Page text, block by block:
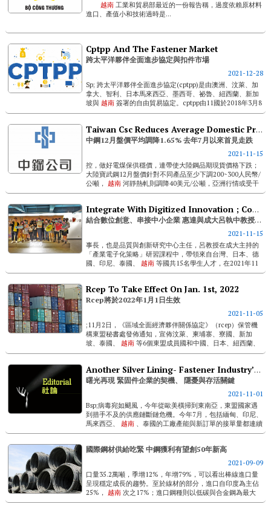
越南工業和貿易部最近的一份報告稱，過度依賴原材料
進口、產值小和技術過時是...
Cptpp And The Fastener Market
跨太平洋夥伴全面進步協定與扣件市場
2021-12-28
Sp; 跨太平洋夥伴全面進步協定(cptpp)是由澳洲、汶萊、加
拿大、智利、日本馬來西亞、墨西哥、祕魯、紐西蘭、新加
坡與 越南簽署的自由貿易協定。cptpp由11國於2018年3月8
日在智利聖地牙哥市簽署...(點擊連結閱讀全文) &nbs...
Taiwan Csc Reduces Average Domestic Prices For Dec. By 1.65%, The 1st Decline Since Last July
中鋼12月盤價平均調降1.65% 去年7月以來首見走跌
2021-11-15
控，做好電煤保供穩價，連帶使大陸鋼品期現貨價格下跌；
大陸寶武鋼12月盤價針對不同產品至少下調200~300人民幣/
公噸， 越南河靜熱軋則調降40美元/公噸，亞洲行情或受干
擾影響市場信心。 ...
Integrate With Digitized Innovation ; Connect With Smes- Fastener World Visits Dakuo Incubation Center With Ncku Students & Professor Jrjung Lyu
結合數位創意、串接中小企業 惠達與成大呂執中教授一行人參訪數創中心
2021-11-15
事長，也是品質與創新研究中心主任，呂教授在成大主持的
「產業電子化策略」研習課程中，帶領來自台灣、日本、德
國、印尼、泰國、
越南等國共15名學生人才，在2021年11
月4日前往高雄參訪數位內容創意中心。惠達雜誌也獲呂教授
Rcep To Take Effect On Jan. 1st, 2022
Rcep將於2022年1月1日生效
2021-11-05
;11月2日，《區域全面經濟夥伴關係協定》（rcep）保管機
構東盟秘書處發佈通知，宣佈汶萊、柬埔寨、寮國、新加
坡、泰國、
越南等6個東盟成員國和中國、日本、紐西蘭、
澳大利亞等4個非東盟成員國已向東盟秘書長正式提交核准
Another Silver Lining- Fastener Industry’s Opportunity, Pitfall And Key To Survival
曙光再現 緊固件企業的契機、 隱憂與存活關鍵
2021-11-01
Bsp;病毒宛如颶風，今年從歐美橫掃到東南亞，東盟國家遇
到措手不及的供應鏈斷鏈危機。今年7月，包括緬甸、印尼、
馬來西亞、
越南
、泰國的工廠產能與新訂單的接單量都連續
兩個月慘跌，製造業指數都掉到枯榮線的50以下。這意謂東
國際鋼材供給吃緊 中鋼獲利有望創50年新高
2021-09-09
口量35.2萬噸，季增12%，年增79%，可以看出棒線進口量
呈現穩定成長的趨勢。至於線材的部分，進口自印度為主佔
25%， 越南次之17%；進口鋼種則以低碳與合金鋼為最大
宗，分別佔63%、22%。 ...